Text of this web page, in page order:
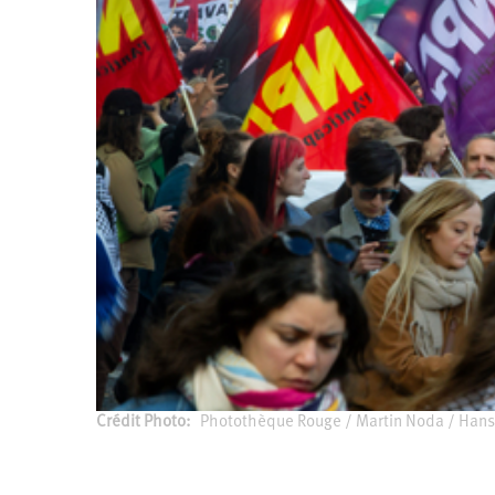
2011
Université
d’été
2012
Université
d’été
2013
Université
d’été
2014
Université
d’été
2015
Université
d’été
2016
Université
d’été
2017
Université
d’été
2018
Université
d’été
2019
Université
d’été
2020
Crédit Photo
Photothèque Rouge / Martin Noda /